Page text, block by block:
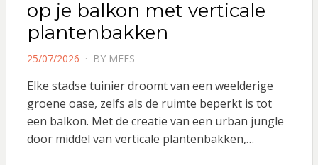
op je balkon met verticale
plantenbakken
POSTED
25/07/2026 BY MEES
Elke stadse tuinier droomt van een weelderige
groene oase, zelfs als de ruimte beperkt is tot
een balkon. Met de creatie van een urban jungle
door middel van verticale plantenbakken,…